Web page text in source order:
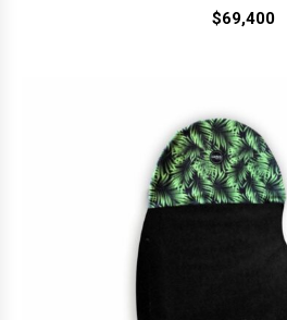
$69,400